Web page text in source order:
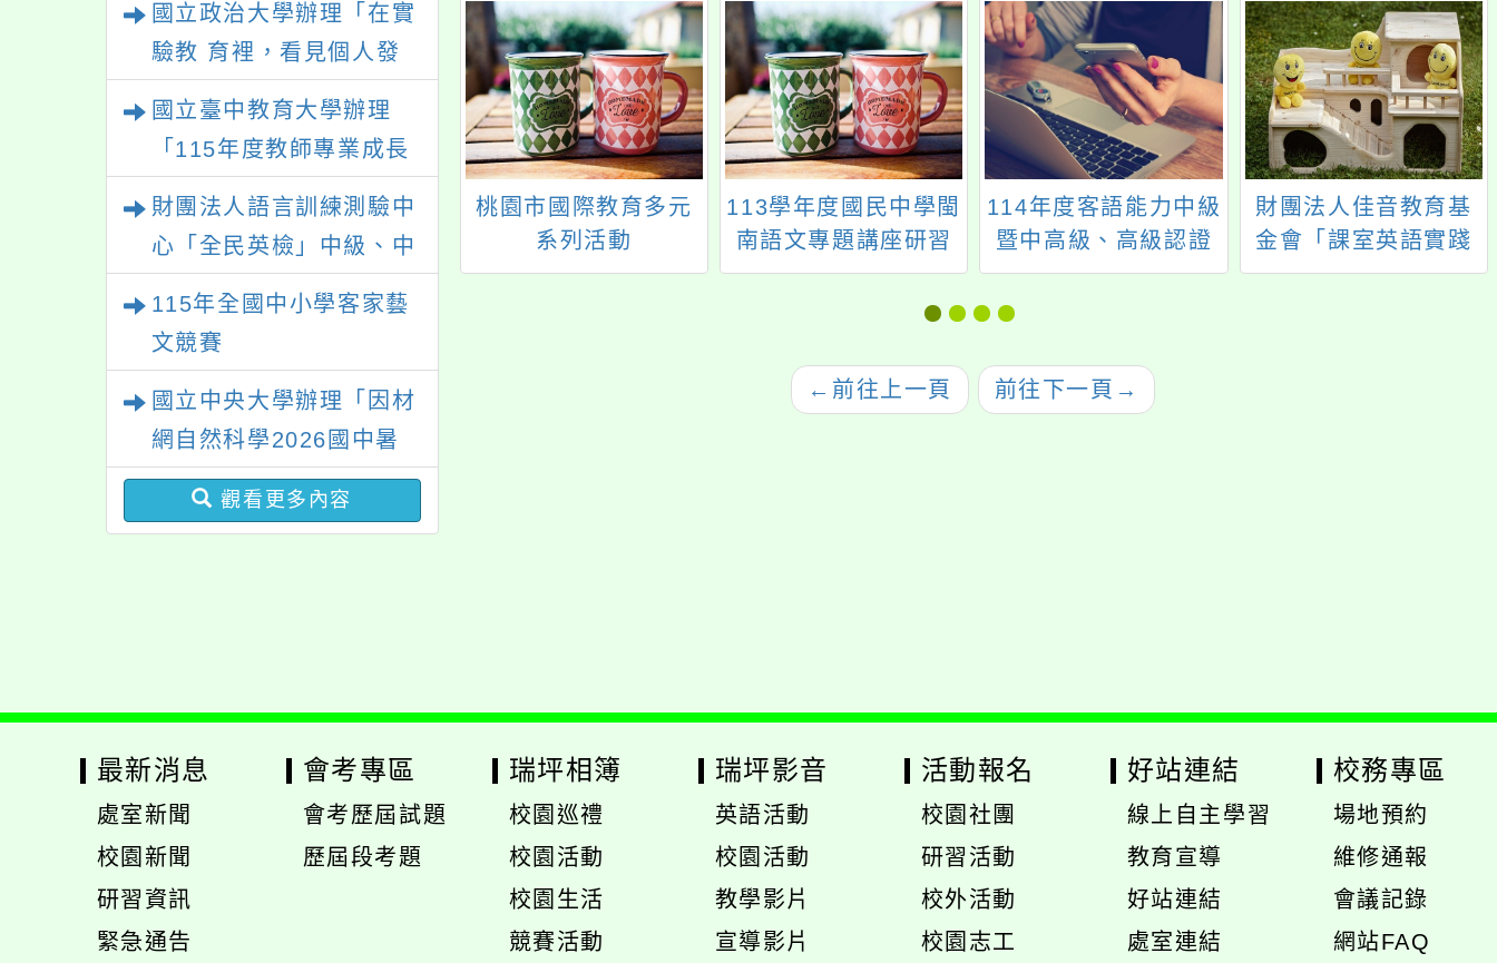
國立政治大學辦理「在實
驗教 育裡，看見個人發
國立臺中教育大學辦理
「115年度教師專業成長
財團法人語言訓練測驗中
心「全民英檢」中級、中
115年全國中小學客家藝
文競賽
國立中央大學辦理「因材
網自然科學2026國中暑
期課程」
觀看更多內容
翅協會 X 台灣
育協會《數位
及數位素養校
》國高中職教
暑期科普營隊系列活
動【Smart科學營】
【開心Fun科學】-錄
取名單
桃園市國際教育多元
系列活動
113學年度國民中學閩
南語文專題講座研習
課程計畫
114年度客語能力中級
暨中高級、高級認證
財團法人佳音教育基
金會「課室英語實踐
力—雙語教學線上研
← 前往上一頁 前往下一頁 →
最新消息
處室新聞
校園新聞
研習資訊
緊急通告
會考專區
會考歷屆試題
歷屆段考題
瑞坪相簿
校園巡禮
校園活動
校園生活
競賽活動
瑞坪影音
英語活動
校園活動
教學影片
宣導影片
活動報名
校園社團
研習活動
校外活動
校園志工
好站連結
線上自主學習
教育宣導
好站連結
處室連結
校務專區
場地預約
維修通報
會議記錄
網站FAQ